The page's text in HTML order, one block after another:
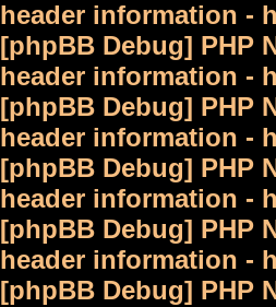
header information -
[phpBB Debug] PHP
header information -
[phpBB Debug] PHP
header information -
[phpBB Debug] PHP
header information -
[phpBB Debug] PHP
header information -
[phpBB Debug] PHP